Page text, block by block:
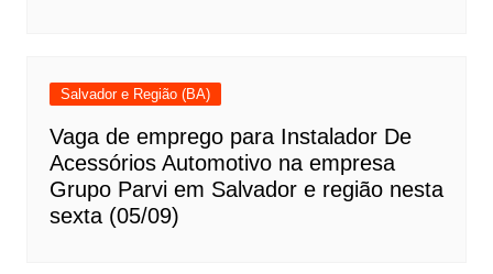
Salvador e Região (BA)
Vaga de emprego para Instalador De
Acessórios Automotivo na empresa
Grupo Parvi em Salvador e região nesta
sexta (05/09)